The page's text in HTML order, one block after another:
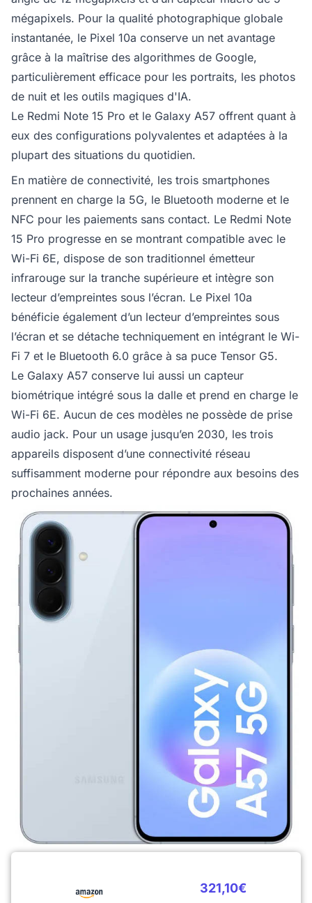
mégapixels. Pour la qualité photographique globale
instantanée, le Pixel 10a conserve un net avantage
grâce à la maîtrise des algorithmes de Google,
particulièrement efficace pour les portraits, les photos
de nuit et les outils magiques d'IA.
Le Redmi Note 15 Pro et le Galaxy A57 offrent quant à
eux des configurations polyvalentes et adaptées à la
plupart des situations du quotidien.
En matière de connectivité, les trois smartphones
prennent en charge la 5G, le Bluetooth moderne et le
NFC pour les paiements sans contact. Le Redmi Note
15 Pro progresse en se montrant compatible avec le
Wi-Fi 6E, dispose de son traditionnel émetteur
infrarouge sur la tranche supérieure et intègre son
lecteur d’empreintes sous l’écran. Le Pixel 10a
bénéficie également d’un lecteur d’empreintes sous
l’écran et se détache techniquement en intégrant le Wi-
Fi 7 et le Bluetooth 6.0 grâce à sa puce Tensor G5.
Le Galaxy A57 conserve lui aussi un capteur
biométrique intégré sous la dalle et prend en charge le
Wi-Fi 6E. Aucun de ces modèles ne possède de prise
audio jack. Pour un usage jusqu’en 2030, les trois
appareils disposent d’une connectivité réseau
suffisamment moderne pour répondre aux besoins des
prochaines années.
321,10€